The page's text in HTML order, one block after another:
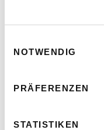
NOTWENDIG
PRÄFERENZEN
STATISTIKEN
DER TÄUBLING